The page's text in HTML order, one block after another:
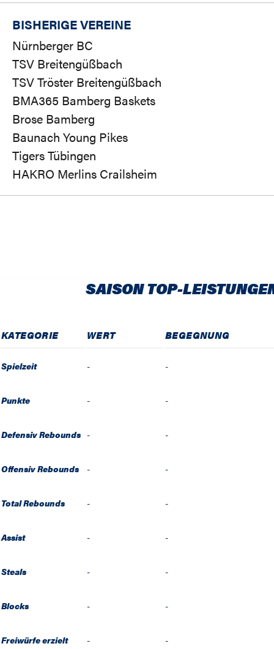
BISHERIGE VEREINE
Nürnberger BC
TSV Breitengüßbach
TSV Tröster Breitengüßbach
BMA365 Bamberg Baskets
Brose Bamberg
Baunach Young Pikes
Tigers Tübingen
HAKRO Merlins Crailsheim
SAISON TOP-
KATEGORIE WERT BEGEGNUNG
Spielzeit - -
Punkte - -
Defensiv Rebounds - -
Offensiv Rebounds - -
Total Rebounds - -
Assist - -
Steals - -
Blocks - -
Freiwürfe erzielt - -